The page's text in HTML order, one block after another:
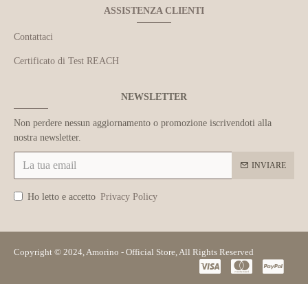
ASSISTENZA CLIENTI
Contattaci
Certificato di Test REACH
NEWSLETTER
Non perdere nessun aggiornamento o promozione iscrivendoti alla
nostra newsletter.
INVIARE
Ho letto e accetto Privacy Policy
Copyright © 2024, Amorino - Official Store, All Rights Reserved